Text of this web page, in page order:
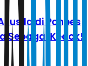
di Ponpes
Sebagai Kedok!